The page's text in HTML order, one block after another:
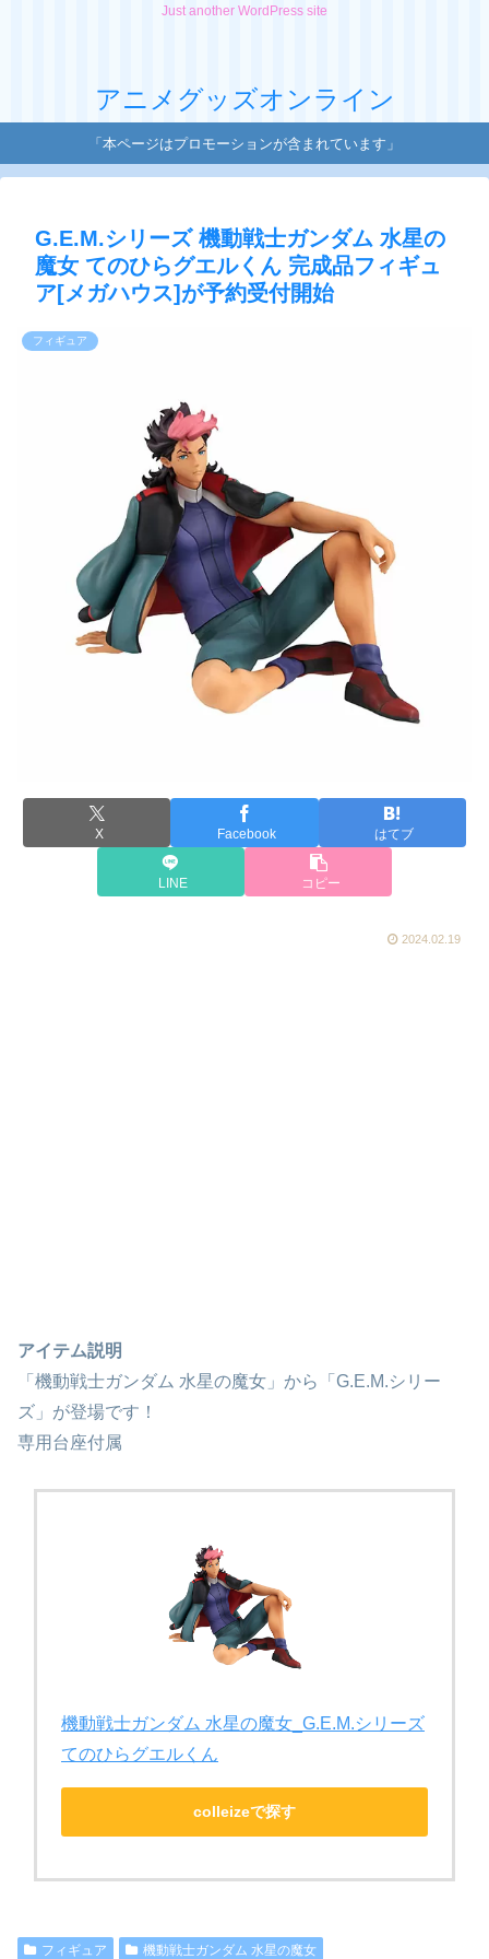
Just another WordPress site
アニメグッズオンライン
「本ページはプロモーションが含まれています」
G.E.M.シリーズ 機動戦士ガンダム 水星の
魔女 てのひらグエルくん 完成品フィギュ
ア[メガハウス]が予約受付開始
フィギュア
X Facebook はてブ
LINE コピー
2024.02.19
アイテム説明
「機動戦士ガンダム 水星の魔女」から「G.E.M.シリー
ズ」が登場です！
専用台座付属
機動戦士ガンダム 水星の魔女_G.E.M.シリーズ
てのひらグエルくん
colleizeで探す
フィギュア 機動戦士ガンダム 水星の魔女